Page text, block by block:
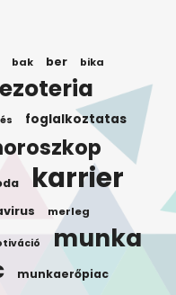
bak ber bika
ezoteria
foglalkoztatas
karrier
merleg
munka
munkaerőpiac